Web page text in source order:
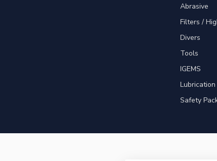
Abrasive
Filters /
Divers
Tools
IGEMS
Lubrication
Safety